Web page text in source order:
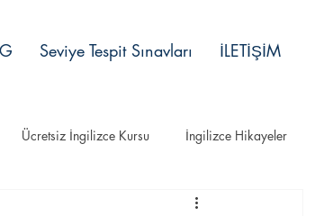
Seviye Tespit Sınavları İLETİŞİM
Ücretsiz İngilizce Kursu İngilizce Hikayeler